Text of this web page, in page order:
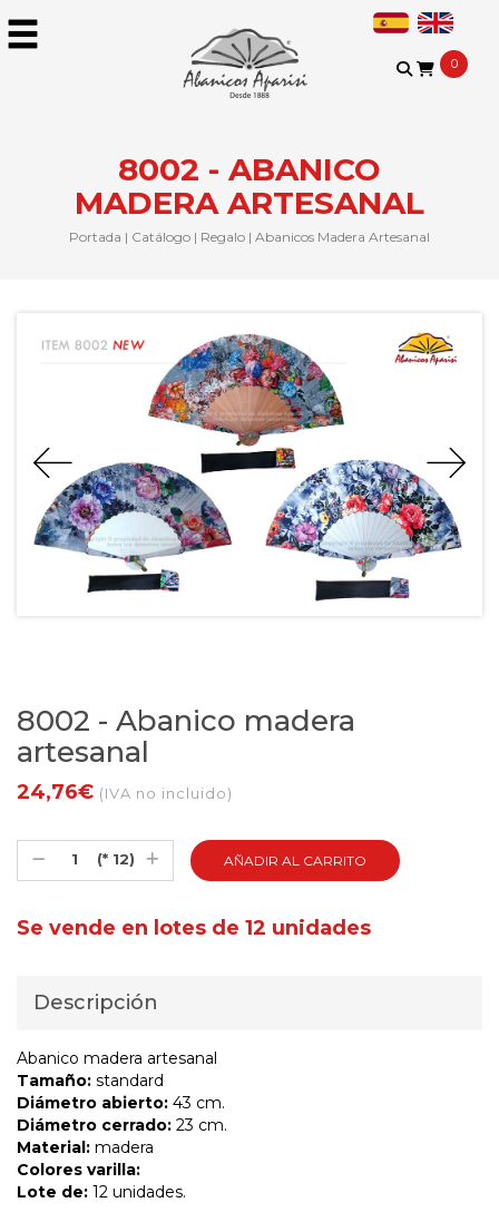
0
8002 - ABANICO
MADERA ARTESANAL
Portada | Catálogo | Regalo | Abanicos Madera Artesanal
8002 - Abanico madera
artesanal
24,76€ (IVA no incluido)
(* 12)
Se vende en lotes de 12 unidades
Descripción
Abanico madera artesanal
Tamaño: standard
Diámetro abierto: 43 cm.
Diámetro cerrado: 23 cm.
Material: madera
Colores varilla:
Lote de: 12 unidades.